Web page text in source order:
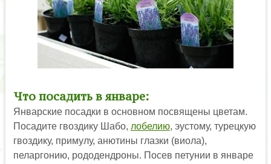
Что посадить в январе:
Январские посадки в основном посвящены цветам.
Посадите гвоздику Шабо, лобелию, эустому, турецкую
гвоздику, примулу, анютины глазки (виола),
пеларгонию, рододендроны. Посев петунии в январе